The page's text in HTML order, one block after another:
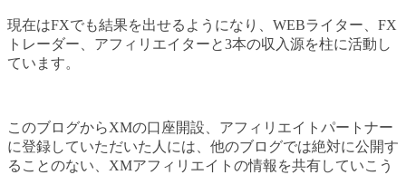
現在はFXでも結果を出せるようになり、WEBライター、FX
トレーダー、アフィリエイターと3本の収入源を柱に活動し
ています。
このブログからXMの口座開設、アフィリエイトパートナー
に登録していただいた人には、他のブログでは絶対に公開す
ることのない、XMアフィリエイトの情報を共有していこう